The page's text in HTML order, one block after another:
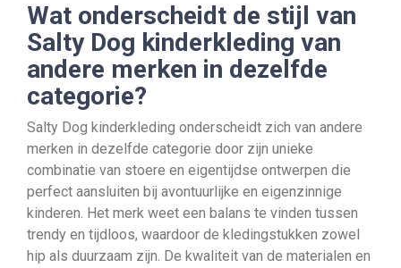
Wat onderscheidt de stijl van
Salty Dog kinderkleding van
andere merken in dezelfde
categorie?
Salty Dog kinderkleding onderscheidt zich van andere
merken in dezelfde categorie door zijn unieke
combinatie van stoere en eigentijdse ontwerpen die
perfect aansluiten bij avontuurlijke en eigenzinnige
kinderen. Het merk weet een balans te vinden tussen
trendy en tijdloos, waardoor de kledingstukken zowel
hip als duurzaam zijn. De kwaliteit van de materialen en